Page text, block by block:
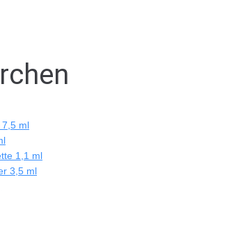
ml
1,1 ml
3,5 ml